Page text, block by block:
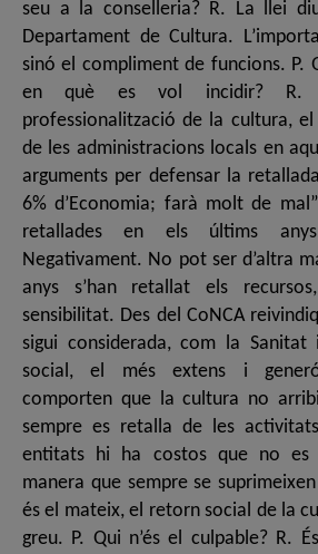
seu a la conselleria? R. La llei
Departament de Cultura.
sinó el compliment de funcions. P.
en què es vol incidir? R.
professionalització de la cultura,
de les administracions locals en
arguments per defensar la
6% d’Economia; farà molt de
retallades en els últims
Negativament. No pot ser d’altra
anys s’han retallat els
sensibilitat. Des del CoNCA
sigui considerada, com la Sanitat
social, el més extens i
comporten que la cultura no
sempre es retalla de les
entitats hi ha costos que no es
manera que sempre se
és el mateix, el retorn social de la
greu. P. Qui n’és el culpable? R.